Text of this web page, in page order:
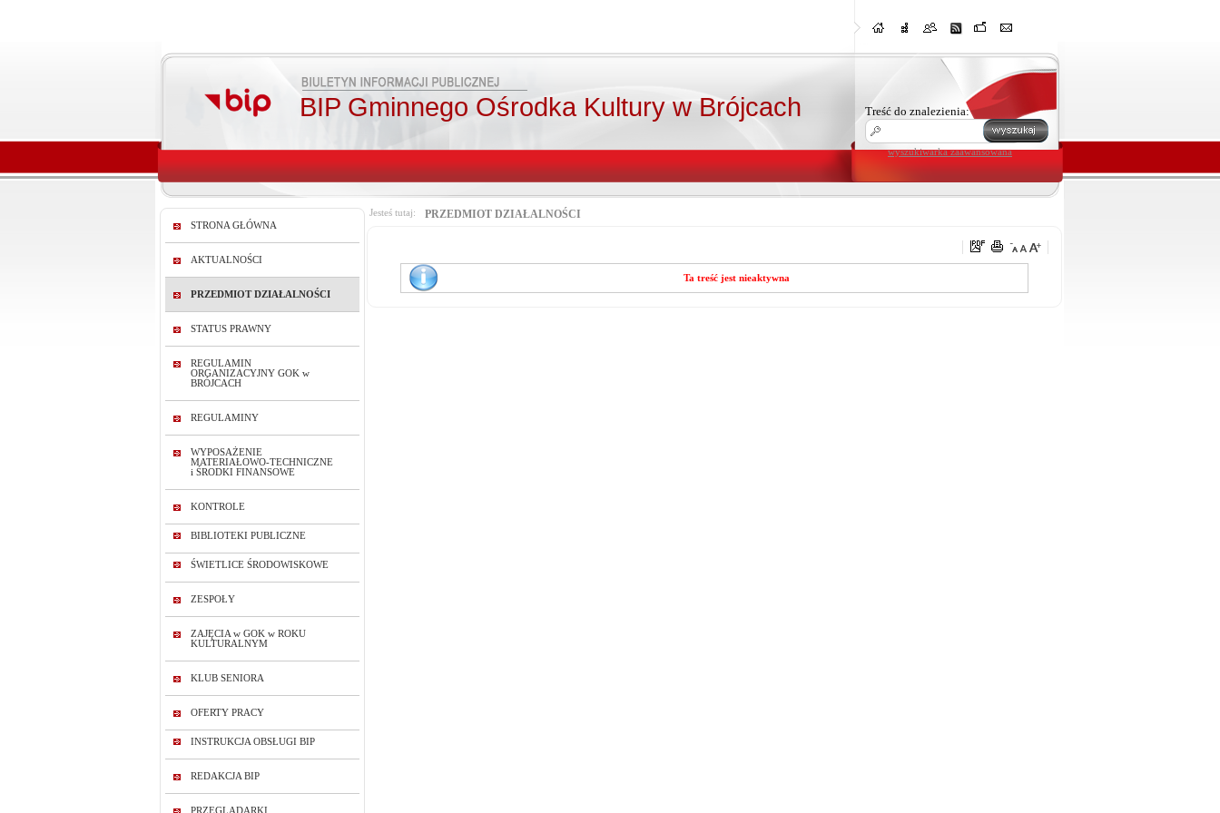
BIP Gminnego Ośrodka Kultury w Brójcach Treść do znalezienia:
wyszukiwarka zaawansowana
STRONA GŁÓWNA
AKTUALNOŚCI
PRZEDMIOT DZIAŁALNOŚCI
STATUS PRAWNY
REGULAMIN
ORGANIZACYJNY GOK w
BRÓJCACH
REGULAMINY
WYPOSAŻENIE
MATERIAŁOWO-TECHNICZNE
i ŚRODKI FINANSOWE
KONTROLE
BIBLIOTEKI PUBLICZNE
ŚWIETLICE ŚRODOWISKOWE
ZESPOŁY
ZAJĘCIA w GOK w ROKU
KULTURALNYM
KLUB SENIORA
OFERTY PRACY
INSTRUKCJA OBSŁUGI BIP
REDAKCJA BIP
PRZEGLĄDARKI
Jesteś tutaj: PRZEDMIOT DZIAŁALNOŚCI
Ta treść jest nieaktywna